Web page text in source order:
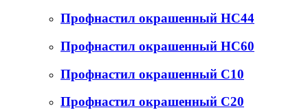
Профнастил окрашенный НС44
Профнастил окрашенный НС60
Профнастил окрашенный С10
Профнастил окрашенный С20